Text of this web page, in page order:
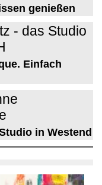
genießen
- das Studio
Einfach
in Westend